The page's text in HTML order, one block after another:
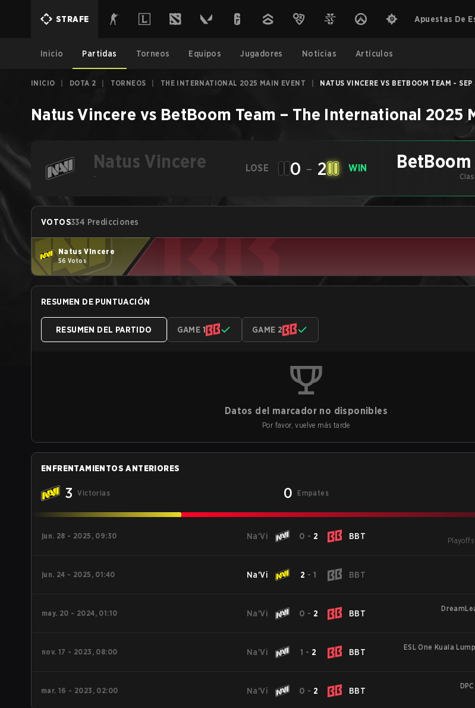
STRAFE Apuestas De
Inicio Partidas Torneos Equipos Jugadores Noticias Artículos
INICIO DOTA 2 TORNEOS THE INTERNATIONAL 2025 MAIN EVENT NATUS VINCERE VS BETBOOM TEAM -
Natus Vincere vs BetBoom Team – The International 2025
Natus Vincere
-
LOSE 0 - 2 WIN BetBoom
VOTOS334 Predicciones
Natus Vincere
56 Votos
RESUMEN DE PUNTUACIÓN
RESUMEN DEL PARTIDO GAME 1 GAME 2
Datos del marcador no disponibles
Por favor, vuelve más tarde
ENFRENTAMIENTOS ANTERIORES
3 Victorias 0 Empates
jun. 28 - 2025, 09:30 Na'Vi 0 - 2 BBT
jun. 24 - 2025, 01:40 Na'Vi 2 - 1 BBT
may. 20 - 2024, 01:10 Na'Vi 0 - 2 BBT
nov. 17 - 2023, 08:00 Na'Vi 1 - 2 BBT
ESL One Kuala
mar. 16 - 2023, 02:00 Na'Vi 0 - 2 BBT